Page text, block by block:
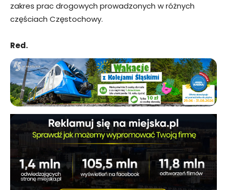
zakres prac drogowych prowadzonych w różnych
częściach Częstochowy.
Red.